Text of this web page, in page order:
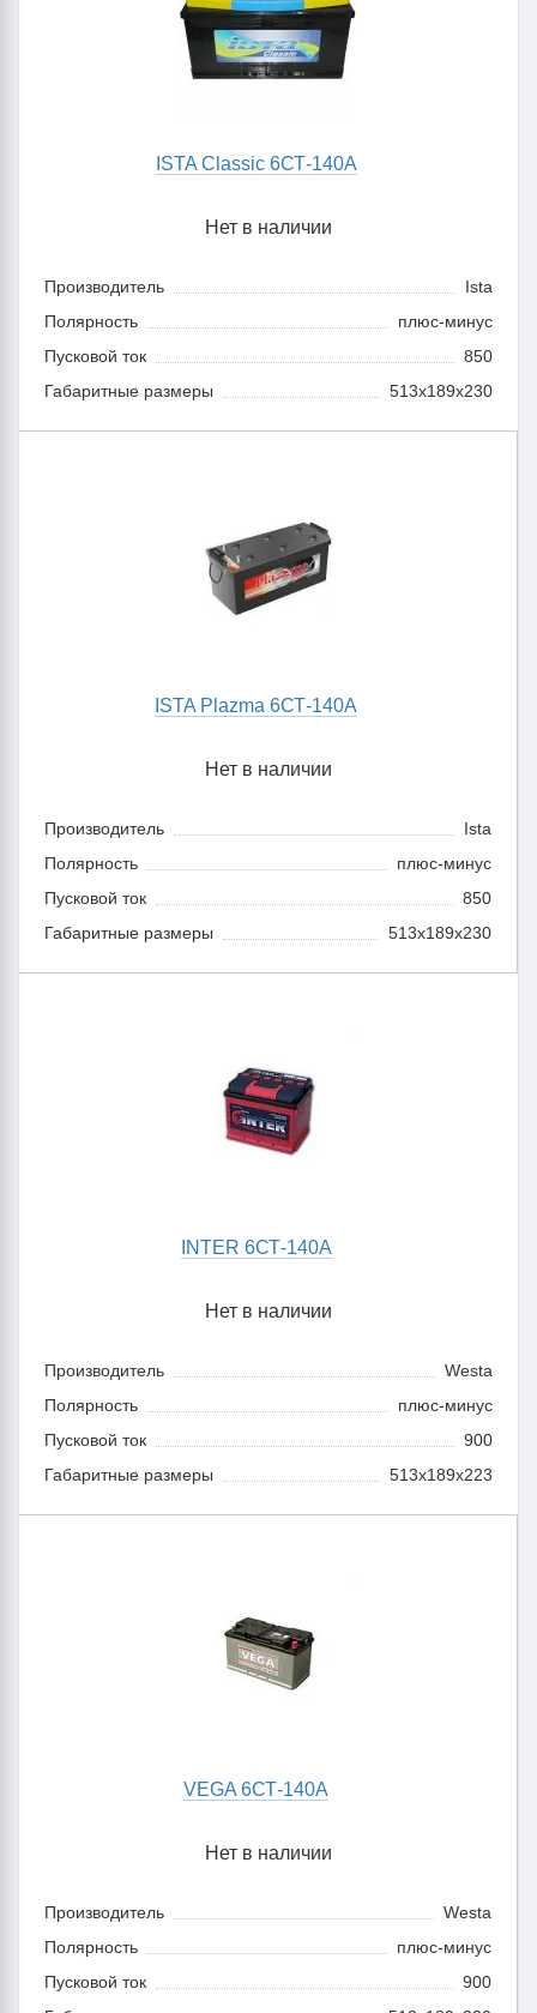
ISTA Classic 6СТ-140A
Нет в наличии
Производитель
Ista
Полярность
плюс-минус
Пусковой ток
850
Габаритные размеры
513х189х230
ISTA Plazma 6СТ-140А
Нет в наличии
Производитель
Ista
Полярность
плюс-минус
Пусковой ток
850
Габаритные размеры
513х189х230
INTER 6СТ-140A
Нет в наличии
Производитель
Westa
Полярность
плюс-минус
Пусковой ток
900
Габаритные размеры
513x189x223
VEGA 6СТ-140А
Нет в наличии
Производитель
Westa
Полярность
плюс-минус
Пусковой ток
900